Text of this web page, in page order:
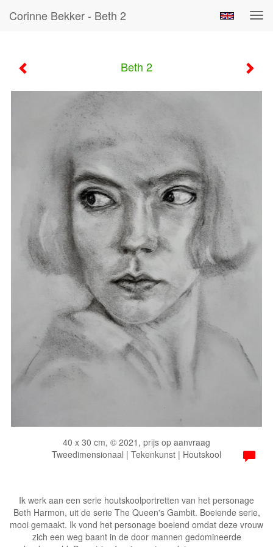
Corinne Bekker - Beth 2
Beth 2
40 x 30 cm, © 2021, prijs op aanvraag
Tweedimensionaal | Tekenkunst | Houtskool
Ik werk aan een serie houtskoolportretten van het personage
Beth Harmon, uit de serie The Queen's Gambit. Boeiende serie,
mooi gemaakt. Ik vond het personage boeiend omdat deze vrouw
zich een weg baant in de door mannen gedomineerde